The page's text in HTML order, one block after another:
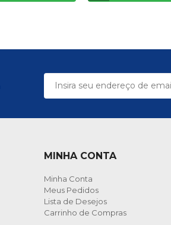
MINHA CONTA
Minha Conta
Meus Pedidos
Lista de Desejos
Carrinho de Compras